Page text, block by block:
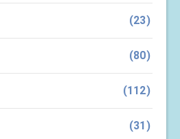
(23)
(80)
(112)
(31)